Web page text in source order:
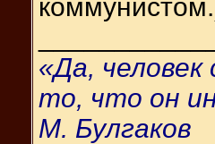
«Да,
то, что он
М. Булгаков